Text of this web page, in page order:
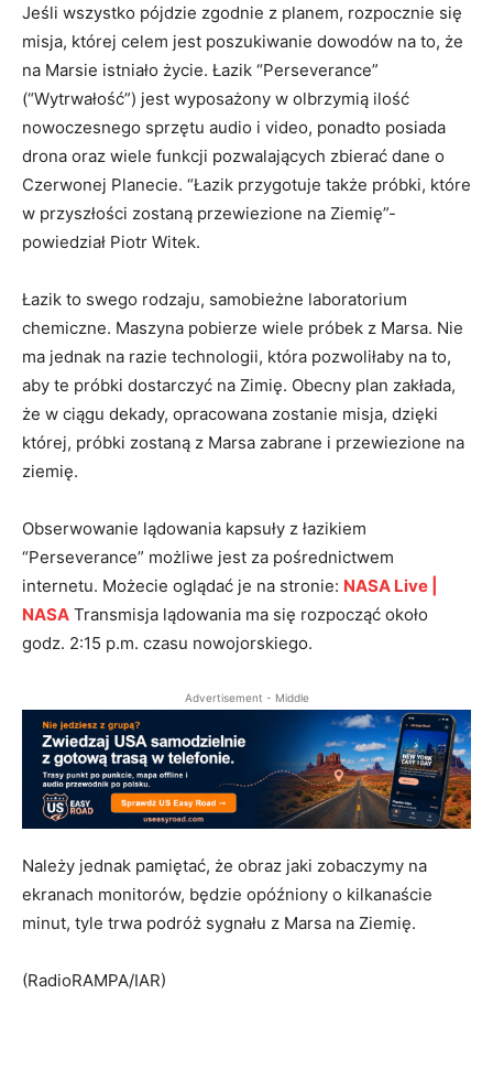
Jeśli wszystko pójdzie zgodnie z planem, rozpocznie się
misja, której celem jest poszukiwanie dowodów na to, że
na Marsie istniało życie. Łazik “Perseverance”
(“Wytrwałość”) jest wyposażony w olbrzymią ilość
nowoczesnego sprzętu audio i video, ponadto posiada
drona oraz wiele funkcji pozwalających zbierać dane o
Czerwonej Planecie. “Łazik przygotuje także próbki, które
w przyszłości zostaną przewiezione na Ziemię”-
powiedział Piotr Witek.
Łazik to swego rodzaju, samobieżne laboratorium
chemiczne. Maszyna pobierze wiele próbek z Marsa. Nie
ma jednak na razie technologii, która pozwoliłaby na to,
aby te próbki dostarczyć na Zimię. Obecny plan zakłada,
że w ciągu dekady, opracowana zostanie misja, dzięki
której, próbki zostaną z Marsa zabrane i przewiezione na
ziemię.
Obserwowanie lądowania kapsuły z łazikiem
“Perseverance” możliwe jest za pośrednictwem
internetu. Możecie oglądać je na stronie: NASA Live |
NASA Transmisja lądowania ma się rozpocząć około
godz. 2:15 p.m. czasu nowojorskiego.
Advertisement - Middle
Należy jednak pamiętać, że obraz jaki zobaczymy na
ekranach monitorów, będzie opóźniony o kilkanaście
minut, tyle trwa podróż sygnału z Marsa na Ziemię.
(RadioRAMPA/IAR)